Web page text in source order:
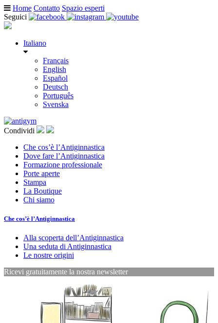
Home Contatto Spazio esperti
Seguici
Italiano
Français
English
Español
Deutsch
Português
Svenska
Condividi
Che cos’è l’Antiginnastica
Dove fare l’Antiginnastica
Formazione professionale
Porte aperte
Stampa
La Boutique
Chi siamo
Che cos’è l’Antiginnastica
Alla scoperta dell’Antiginnastica
Una seduta di Antiginnastica
Le nostre origini
Ricevi gratuitamente la nostra newsletter